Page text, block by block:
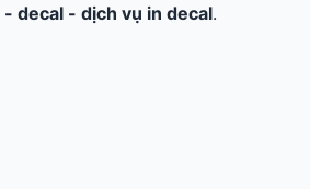
- decal - dịch vụ in decal.